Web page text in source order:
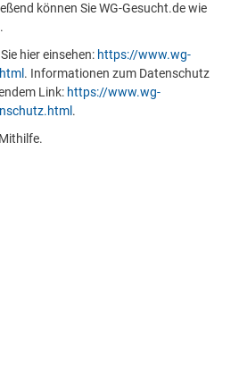
können Sie WG-Gesucht.de wie
hier einsehen: https://www.wg-
. Informationen zum Datenschutz
Link: https://www.wg-
.